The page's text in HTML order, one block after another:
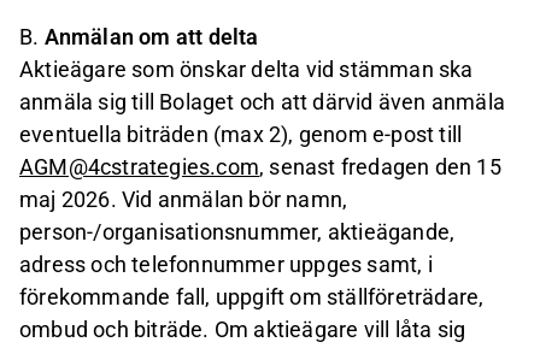
B. Anmälan om att delta
Aktieägare som önskar delta vid stämman ska
anmäla sig till Bolaget och att därvid även anmäla
eventuella biträden (max 2), genom e-post till
AGM@4cstrategies.com, senast fredagen den 15
maj 2026. Vid anmälan bör namn,
person-/organisationsnummer, aktieägande,
adress och telefonnummer uppges samt, i
förekommande fall, uppgift om ställföreträdare,
ombud och biträde. Om aktieägare vill låta sig